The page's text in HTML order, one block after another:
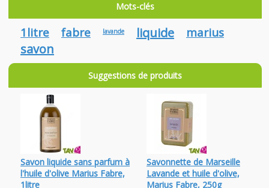
Mots-clés
1litre fabre lavande liquide marius
savon
Suggestions de produits
Savon liquide sans parfum à
l'huile d'olive Marius Fabre,
1litre
Savonnette de Marseille
Lavande et huile d'olive,
Marius Fabre, 250g